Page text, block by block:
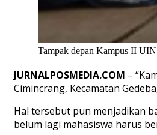
Tampak depan Kampus II
JURNALPOSMEDIA.COM – “
Cimincrang, Kecamatan
Hal tersebut pun menjadikan
belum lagi mahasiswa harus